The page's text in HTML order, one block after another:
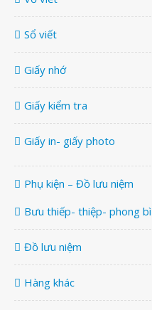
Sổ viết
Giấy nhớ
Giấy kiểm tra
Giấy in- giấy photo
Phụ kiện – Đồ lưu niệm
Bưu thiếp- thiệp- phong bì
Đồ lưu niệm
Hàng khác